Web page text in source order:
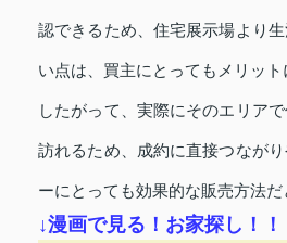
認できるため、住宅展示場より
い点は、買主にとってもメリット
したがって、実際にそのエリア
訪れるため、成約に直接つなが
ーにとっても効果的な販売方法だ
↓漫画で見る！お家探し！！